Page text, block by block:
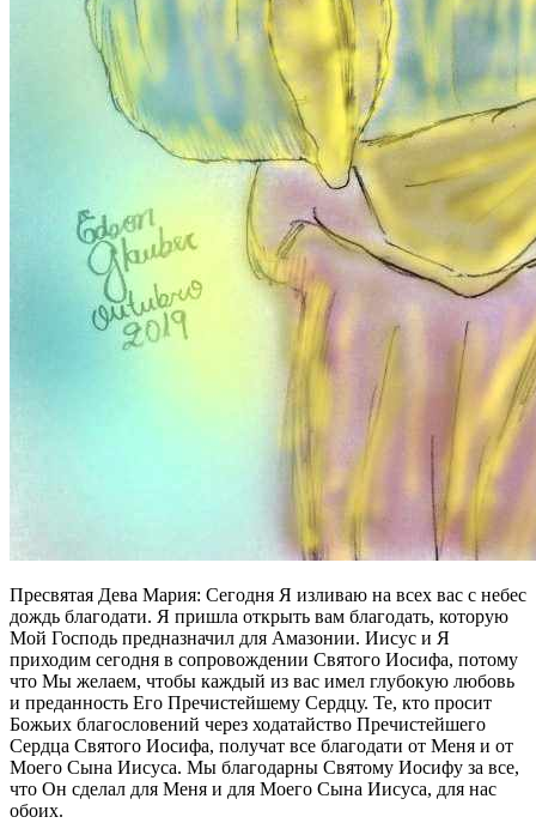
Пресвятая Дева Мария: Сегодня Я изливаю на всех вас с небес
дождь благодати. Я пришла открыть вам благодать, которую
Мой Господь предназначил для Амазонии. Иисус и Я
приходим сегодня в сопровождении Святого Иосифа, потому
что Мы желаем, чтобы каждый из вас имел глубокую любовь
и преданность Его Пречистейшему Сердцу. Те, кто просит
Божьих благословений через ходатайство Пречистейшего
Сердца Святого Иосифа, получат все благодати от Меня и от
Моего Сына Иисуса. Мы благодарны Святому Иосифу за все,
что Он сделал для Меня и для Моего Сына Иисуса, для нас
обоих.